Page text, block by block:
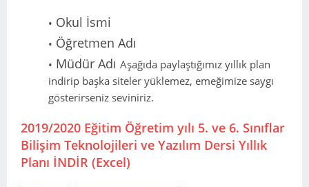
Okul İsmi
Öğretmen Adı
Müdür Adı Aşağıda paylaştığımız yıllık plan
indirip başka siteler yüklemez, emeğimize saygı
gösterirseniz seviniriz.
2019/2020 Eğitim Öğretim yılı 5. ve 6. Sınıflar
Bilişim Teknolojileri ve Yazılım Dersi Yıllık
Planı İNDİR (Excel)